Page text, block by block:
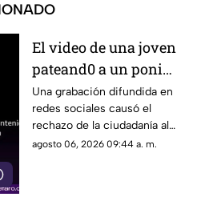
El video de una joven
pateand0 a un poni
crea indignación en
redes
Una grabación difundida en
redes sociales causó el
rechazo de la ciudadanía al
mostrar el momento en que
agosto 06, 2026 09:44 a. m.